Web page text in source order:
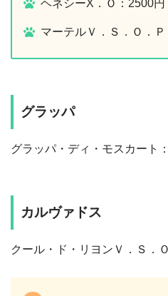
ヘネシーX．Ｏ：2500円
マーテルＶ．Ｓ．Ｏ．Ｐ
グラッパ
グラッパ・ディ・モスカート
カルヴァドス
クール・ド・リヨンＶ．Ｓ．